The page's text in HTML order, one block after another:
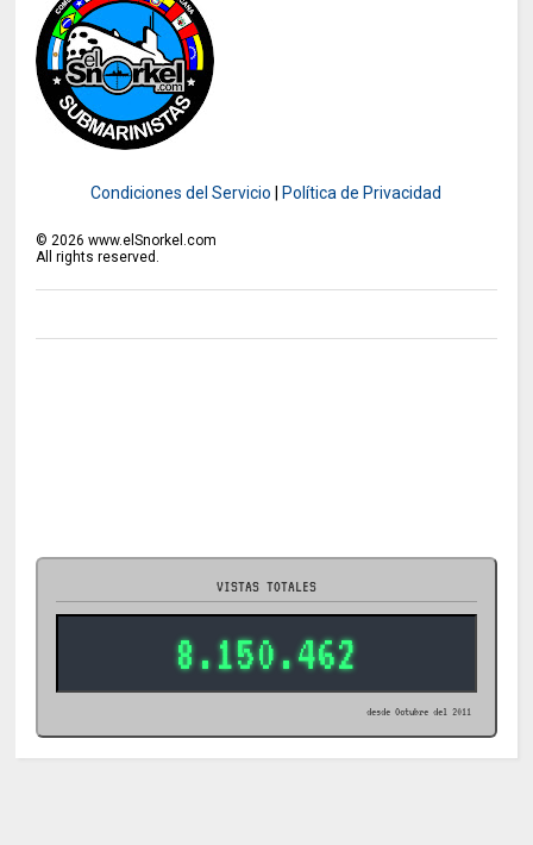
Condiciones del Servicio Política de Privacidad
© 2026 www.elSnorkel.com
All rights reserved.
VISTAS TOTALES
8.150.462
desde Octubre del 2011